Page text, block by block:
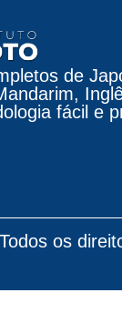
de
fácil e
os